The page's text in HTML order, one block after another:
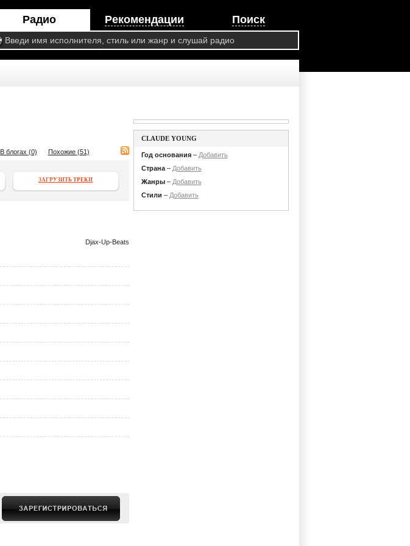
Радио Рекомендации Поиск
В блогах (0) Похожие (51)
ЗАГРУЗИТЬ ТРЕКИ
Djax-Up-Beats
CLAUDE YOUNG
Год основания– Добавить
Страна– Добавить
Жанры– Добавить
Стили – Добавить